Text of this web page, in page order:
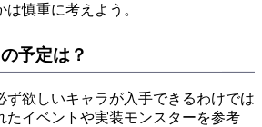
慎重に考えよう。
予定は？
ず欲しいキャラが入手できるわけでは
たイベントや実装モンスターを参考